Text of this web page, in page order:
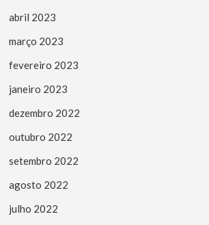
abril 2023
março 2023
fevereiro 2023
janeiro 2023
dezembro 2022
outubro 2022
setembro 2022
agosto 2022
julho 2022